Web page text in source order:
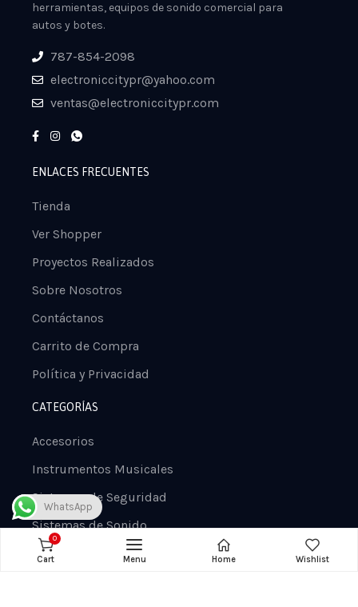
herramientas, equipos de sonido comercial para
autos y botes.
787-854-2098
electroniccitypr@yahoo.com
ventas@electroniccitypr.com
ENLACES FRECUENTES
Tienda
Ver Shopper
Proyectos Realizados
Sobre Nosotros
Contáctanos
Carrito de Compra
Política y Privacidad
CATEGORÍAS
Accesorios
Instrumentos Musicales
Sistemas de Seguridad
Sistemas de Sonido
0
Cart Menu Home Wishlist
WhatsApp